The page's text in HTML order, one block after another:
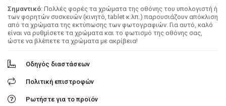
Σημαντικό: Πολλές φορές τα χρώματα της οθόνης του υπολογιστή ή
των φορητών συσκευών (κινητό, tablet κ.λπ.) παρουσιάζουν απόκλιση
από τα χρώματα της εκτύπωσης των φωτογραφιών. Για αυτό, καλό
είναι να ρυθμίσετε τα χρώματα και το φωτισμό της οθόνης σας,
ώστε να βλέπετε τα χρώματα με ακρίβεια!
Οδηγός διαστάσεων
Πολιτική επιστροφών
Ρωτήστε για το προϊόν